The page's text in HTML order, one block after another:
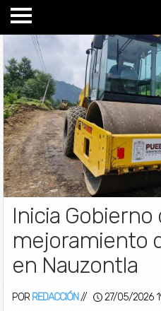
Inicia
mejoramiento
en Nauzontla
POR REDACCIÓN // 27/05/2026